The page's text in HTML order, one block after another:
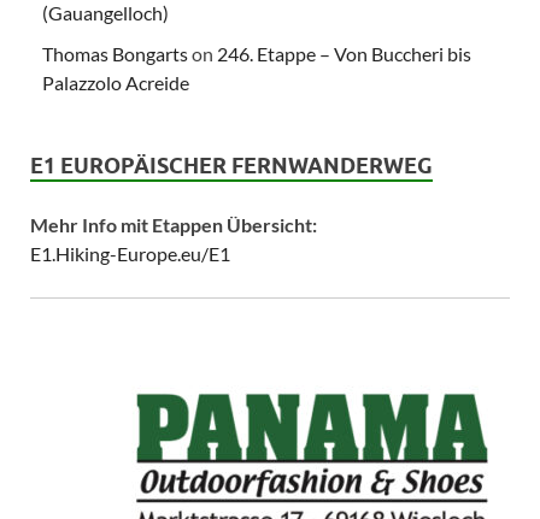
(Gauangelloch)
Thomas Bongartson 246. Etappe – Von Buccheri bis
Palazzolo Acreide
E1 EUROPÄISCHER FERNWANDERWEG
Mehr Info mit Etappen Übersicht:
E1.Hiking-Europe.eu/E1